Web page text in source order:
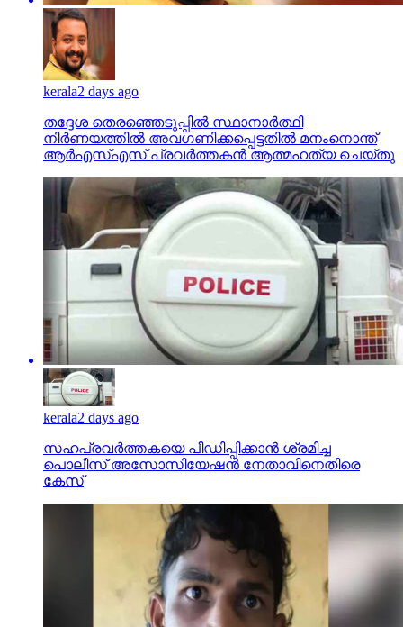
kerala2 days ago
തദ്ദേശ തെരഞ്ഞെടുപ്പില്‍ സ്ഥാനാര്‍ത്ഥി
നിര്‍ണയത്തില്‍ അവഗണിക്കപ്പെട്ടതില്‍ മനംനൊന്ത്
ആര്‍എസ്എസ് പ്രവര്‍ത്തകന്‍ ആത്മഹത്യ ചെയ്തു
kerala2 days ago
സഹപ്രവര്‍ത്തകയെ പീഡിപ്പിക്കാന്‍ ശ്രമിച്ച
പൊലീസ് അസോസിയേഷന്‍ നേതാവിനെതിരെ
കേസ്